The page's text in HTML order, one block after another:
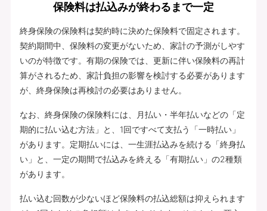
保険料は払込みが終わるまで一定
終身保険の保険料は契約時に決めた保険料で固定されます。
契約期間中、保険料の変更がないため、家計の予測がしやす
いのが特徴です。有期の保険では、更新に伴い保険料の再計
算がされるため、家計負担の影響を検討する必要があります
が、終身保険は再検討の必要はありません。
なお、終身保険の保険料には、月払い・半年払いなどの「定
期的に払い込む方法」と、1回ですべて支払う「一時払い」
があります。定期払いには、一生涯払込みを続ける「終身払
い」と、一定の期間で払込みを終える「有期払い」の2種類
があります。
払い込む回数が少ないほど保険料の払込総額は抑えられます